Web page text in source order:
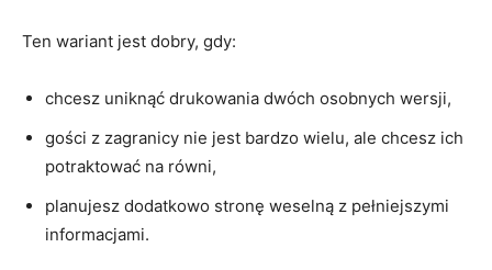
Ten wariant jest dobry, gdy:
chcesz uniknąć drukowania dwóch osobnych wersji,
gości z zagranicy nie jest bardzo wielu, ale chcesz ich
potraktować na równi,
planujesz dodatkowo stronę weselną z pełniejszymi
informacjami.